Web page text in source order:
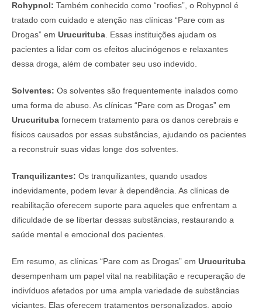
Rohypnol: Também conhecido como “roofies”, o Rohypnol é
tratado com cuidado e atenção nas clínicas “Pare com as
Drogas” em Urucurituba . Essas instituições ajudam os
pacientes a lidar com os efeitos alucinógenos e relaxantes
dessa droga, além de combater seu uso indevido.
Solventes: Os solventes são frequentemente inalados como
uma forma de abuso. As clínicas “Pare com as Drogas” em
Urucurituba fornecem tratamento para os danos cerebrais e
físicos causados por essas substâncias, ajudando os pacientes
a reconstruir suas vidas longe dos solventes.
Tranquilizantes: Os tranquilizantes, quando usados
indevidamente, podem levar à dependência. As clínicas de
reabilitação oferecem suporte para aqueles que enfrentam a
dificuldade de se libertar dessas substâncias, restaurando a
saúde mental e emocional dos pacientes.
Em resumo, as clínicas “Pare com as Drogas” em Urucurituba
desempenham um papel vital na reabilitação e recuperação de
indivíduos afetados por uma ampla variedade de substâncias
viciantes. Elas oferecem tratamentos personalizados, apoio